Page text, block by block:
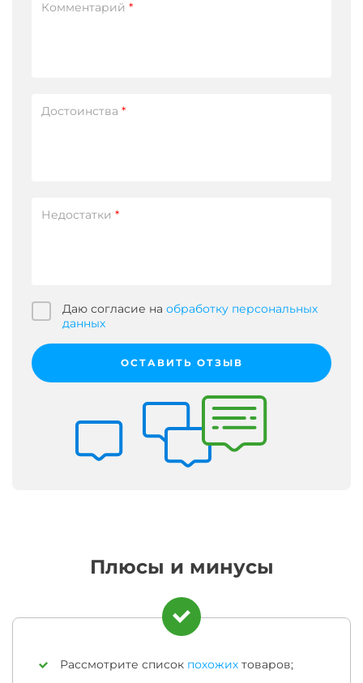
Комментарий *
Достоинства *
Недостатки *
Даю согласие на обработку персональных
данных
ОСТАВИТЬ ОТЗЫВ
Плюсы и минусы
Рассмотрите список похожих товаров;